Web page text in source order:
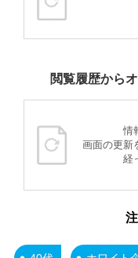
閲覧履歴から
情
画面の更新
経